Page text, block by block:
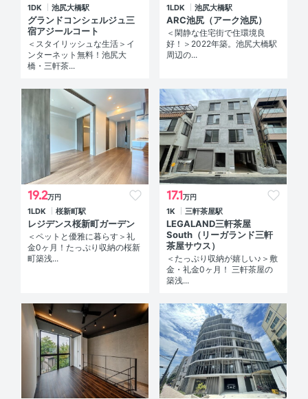
1DK 池尻大橋駅
グランドコンシェルジュ三
宿アジールコート
＜スタイリッシュな生活＞イ
ンターネット無料！池尻大
橋・三軒茶...
1LDK 池尻大橋駅
ARC池尻（アーク池尻）
＜閑静な住宅街で住環境良
好！＞2022年築。池尻大橋駅
周辺の...
19.2万円
1LDK 桜新町駅
レジデンス桜新町ガーデン
＜ペットと優雅に暮らす＞礼
金0ヶ月！たっぷり収納の桜新
町築浅...
17.1万円
1K 三軒茶屋駅
LEGALAND三軒茶屋
South（リーガランド三軒
茶屋サウス）
＜たっぷり収納が嬉しい♪＞敷
金・礼金0ヶ月！ 三軒茶屋の
築浅...